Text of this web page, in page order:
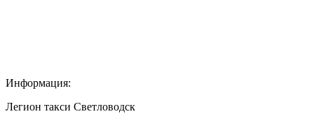
Информация:
Легион такси Светловодск